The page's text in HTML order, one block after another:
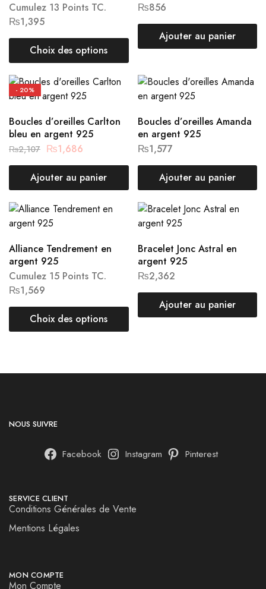
Cumulez 13 Points TC.
₨1,395
Choix des options
₨856
Ajouter au panier
- 20%
Boucles d’oreilles Carlton
bleu en argent 925
₨2,107 ₨1,686
Ajouter au panier
Boucles d’oreilles Amanda
en argent 925
₨1,577
Ajouter au panier
Alliance Tendrement en
argent 925
Cumulez 15 Points TC.
₨1,569
Choix des options
Bracelet Jonc Astral en
argent 925
₨2,362
Ajouter au panier
NOUS SUIVRE
Facebook Instagram Pinterest
SERVICE CLIENT
Conditions Générales de Vente
Mentions Légales
MON COMPTE
Mon Compte